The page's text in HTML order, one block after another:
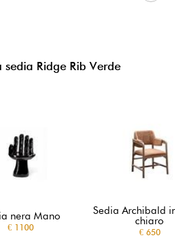
Ridge Rib Verde
nera Mano
€ 1100
Sedia Archibald
chiaro
€ 650